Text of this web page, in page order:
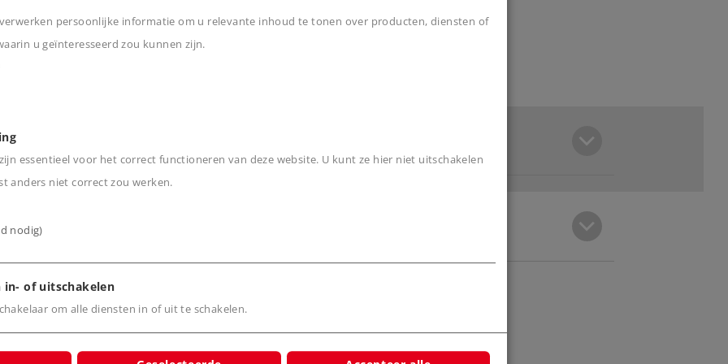
nieuwe SBB ontwerp.
SBB-locomotief type Re
persoonlijke informatie om u relevante inhoud te tonen over producten, diensten of
u geïnteresseerd zou kunnen zijn.
essentieel voor het correct functioneren van deze website. U kunt ze hier niet uitschakelen
anders niet correct zou werken.
nodig)
in- of uitschakelen
om alle diensten in of uit te schakelen.